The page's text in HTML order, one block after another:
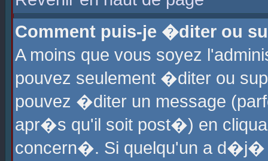
Comment puis-je �diter ou
A moins que vous soyez
pouvez seulement �diter ou
pouvez �diter un message
apr�s qu'il soit post�) en
concern�. Si quelqu'un a